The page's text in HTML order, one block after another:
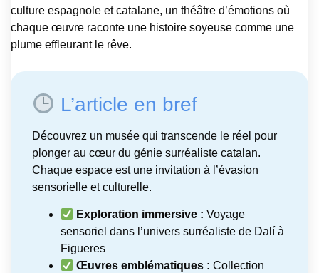
culture espagnole et catalane, un théâtre d’émotions où
chaque œuvre raconte une histoire soyeuse comme une
plume effleurant le rêve.
L’article en bref
Découvrez un musée qui transcende le réel pour
plonger au cœur du génie surréaliste catalan.
Chaque espace est une invitation à l’évasion
sensorielle et culturelle.
Exploration immersive : Voyage
sensoriel dans l’univers surréaliste de Dalí à
Figueres
Œuvres emblématiques : Collection